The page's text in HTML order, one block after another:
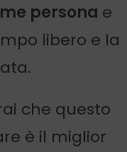
persona e
libero e la
che questo
è il miglior